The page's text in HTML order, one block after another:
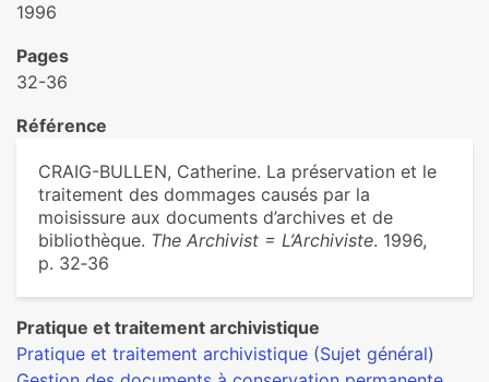
1996
Pages
32-36
Référence
CRAIG-BULLEN, Catherine. La préservation et le
traitement des dommages causés par la
moisissure aux documents d’archives et de
bibliothèque. The Archivist = L’Archiviste. 1996,
p. 32‑36
Pratique et traitement archivistique
Pratique et traitement archivistique (Sujet général)